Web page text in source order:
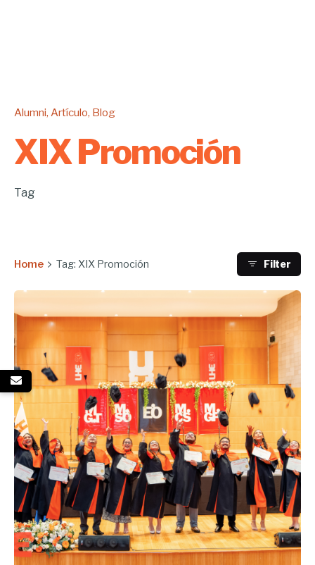
Alumni Artículo Blog
XIX Promoción
Tag
Home Tag: XIX Promoción Filter
Enviado por
UHE